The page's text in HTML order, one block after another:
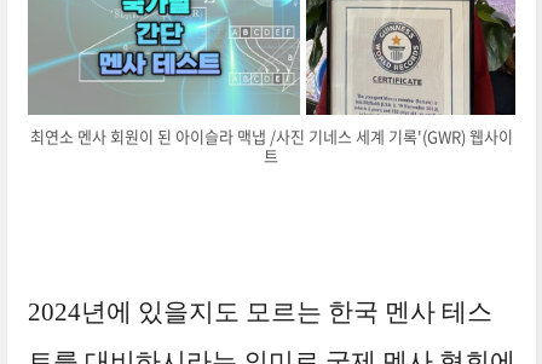
최연소 멘사 회원이 된 아이슬라 맥냅 /사진 기네스 세계 기록'(GWR) 웹사이
트
2024년에 있을지도 모르는 한국 멘사 테스